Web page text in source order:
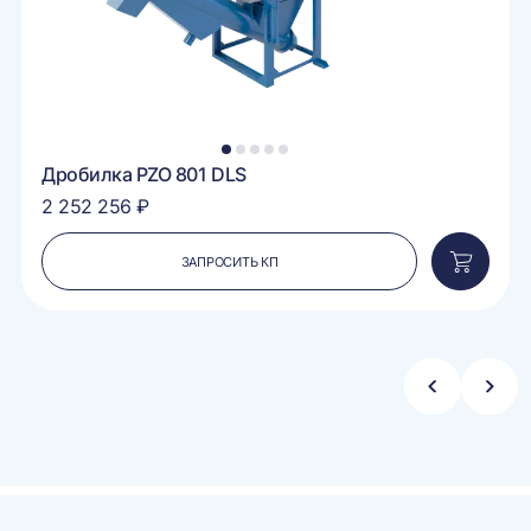
1 2 3 4 5
Дробилка PZO 801 DLS
2 252 256 ₽
ЗАПРОСИТЬ КП
в
Стрелка